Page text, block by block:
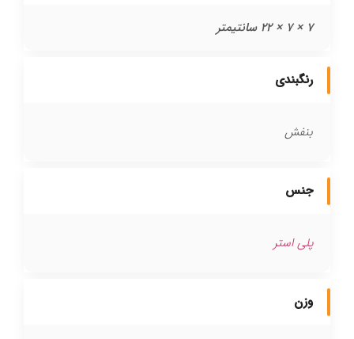
7 × 7 × 22 سانتیمتر
رنگبندی
بنفش
جنس
پلی استر
وزن